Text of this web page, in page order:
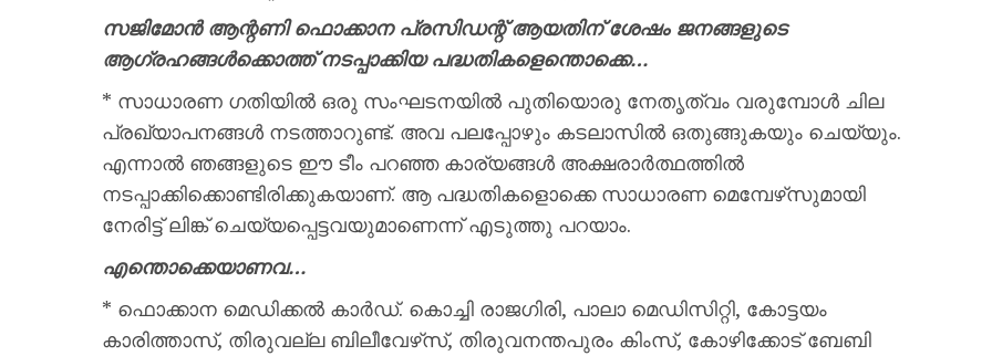
സജിമോന്‍ ആന്റണി ഫൊക്കാന പ്രസിഡന്റ് ആയതിന് ശേഷം ജനങ്ങളുടെ
ആഗ്രഹങ്ങള്‍ക്കൊത്ത് നടപ്പാക്കിയ പദ്ധതികളെന്തൊക്കെ…
* സാധാരണ ഗതിയില്‍ ഒരു സംഘടനയില്‍ പുതിയൊരു നേതൃത്വം വരുമ്പോള്‍ ചില
പ്രഖ്യാപനങ്ങള്‍ നടത്താറുണ്ട്. അവ പലപ്പോഴും കടലാസില്‍ ഒതുങ്ങുകയും ചെയ്യും.
എന്നാല്‍ ഞങ്ങളുടെ ഈ ടീം പറഞ്ഞ കാര്യങ്ങള്‍ അക്ഷരാര്‍ത്ഥത്തില്‍
നടപ്പാക്കിക്കൊണ്ടിരിക്കുകയാണ്. ആ പദ്ധതികളൊക്കെ സാധാരണ മെമ്പേഴ്‌സുമായി
നേരിട്ട് ലിങ്ക് ചെയ്യപ്പെട്ടവയുമാണെന്ന് എടുത്തു പറയാം.
എന്തൊക്കെയാണവ…
* ഫൊക്കാന മെഡിക്കല്‍ കാര്‍ഡ്. കൊച്ചി രാജഗിരി, പാലാ മെഡിസിറ്റി, കോട്ടയം
കാരിത്താസ്, തിരുവല്ല ബിലീവേഴ്‌സ്, തിരുവനന്തപുരം കിംസ്, കോഴിക്കോട് ബേബി